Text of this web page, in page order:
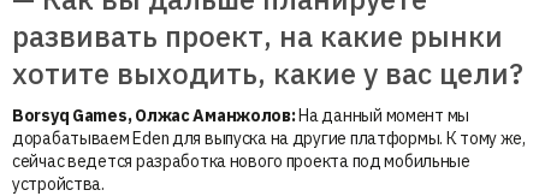
развивать проект, на какие рынки
хотите выходить, какие у вас цели?
Borsyq Games, Олжас Аманжолов:На данный момент мы
дорабатываем Eden для выпуска на другие платформы. К тому же,
сейчас ведется разработка нового проекта под мобильные
устройства.